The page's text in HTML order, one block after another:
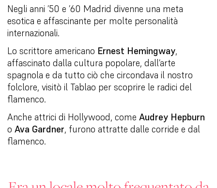
Negli anni ’50 e ’60 Madrid divenne una meta
esotica e affascinante per molte personalità
internazionali.
Lo scrittore americano Ernest Hemingway,
affascinato dalla cultura popolare, dall’arte
spagnola e da tutto ciò che circondava il nostro
folclore, visitò il Tablao per scoprire le radici del
flamenco.
Anche attrici di Hollywood, come Audrey Hepburn
o Ava Gardner, furono attratte dalle corride e dal
flamenco.